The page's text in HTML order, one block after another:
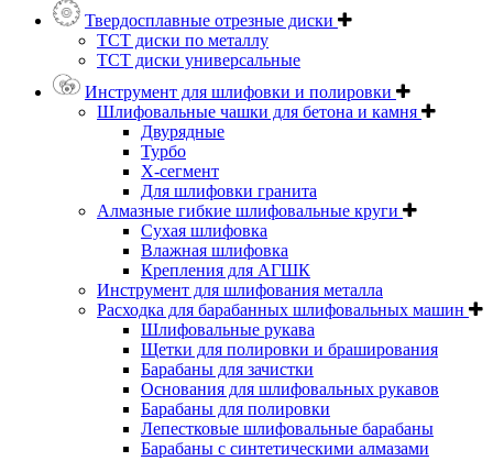
Твердосплавные отрезные диски
ТСТ диски по металлу
ТСТ диски универсальные
Инструмент для шлифовки и полировки
Шлифовальные чашки для бетона и камня
Двурядные
Турбо
Х-сегмент
Для шлифовки гранита
Алмазные гибкие шлифовальные круги
Cухая шлифовка
Влажная шлифовка
Крепления для АГШК
Инструмент для шлифования металла
Расходка для барабанных шлифовальных машин
Шлифовальные рукава
Щетки для полировки и браширования
Барабаны для зачистки
Основания для шлифовальных рукавов
Барабаны для полировки
Лепестковые шлифовальные барабаны
Барабаны с синтетическими алмазами